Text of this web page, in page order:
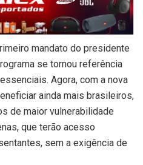
mandato do presidente
se tornou referência
Agora, com a nova
ainda mais brasileiros,
de maior vulnerabilidade
que terão acesso
sem a exigência de